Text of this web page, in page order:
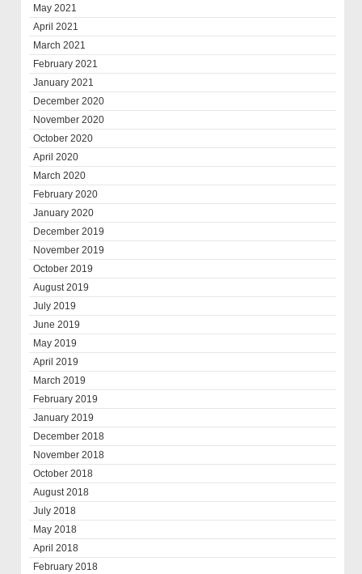
May 2021
April 2021
March 2021
February 2021
January 2021
December 2020
November 2020
October 2020
April 2020
March 2020
February 2020
January 2020
December 2019
November 2019
October 2019
August 2019
July 2019
June 2019
May 2019
April 2019
March 2019
February 2019
January 2019
December 2018
November 2018
October 2018
August 2018
July 2018
May 2018
April 2018
February 2018